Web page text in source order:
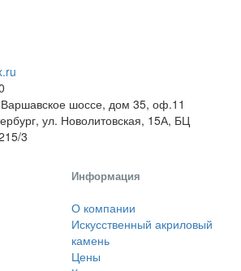
шоссе, дом 35, оф.11
ул. Новолитовская, 15А, БЦ
3
Информация
О компании
Искусственный акриловый
камень
Цены